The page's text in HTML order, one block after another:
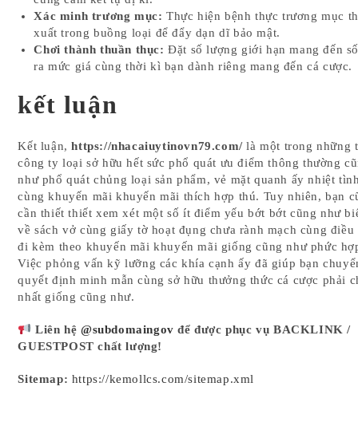
Xác minh trương mục: Thực hiện bệnh thực trương mục
xuất trong buồng loại để đẩy dạn dĩ bảo mật.
Chơi thành thuần thục: Đặt số lượng giới hạn mang đến
ra mức giá cùng thời kì bạn dành riêng mang đến cá cược.
kết luận
Kết luận,https://nhacaiuytinovn79.com/là một trong những
công ty loại sở hữu hết sức phổ quát ưu điểm thông thường
như phổ quát chủng loại sản phẩm, vẻ mặt quanh ấy nhiệt
cùng khuyến mãi khuyến mãi thích hợp thú. Tuy nhiên, bạn
cần thiết thiết xem xét một số ít điểm yếu bớt bớt cũng như
về sách vở cùng giấy tờ hoạt đụng chưa rành mạch cùng điều
đi kèm theo khuyến mãi khuyến mãi giống cũng như phức
Việc phỏng vấn kỹ lưỡng các khía cạnh ấy đã giúp bạn
quyết định minh mẫn cùng sở hữu thưởng thức cá cược phải
nhất giống cũng như.
Liên hệ @subdomaingov để được phục vụ BACKLINK /
GUESTPOST chất lượng!
Sitemap: https://kemollcs.com/sitemap.xml